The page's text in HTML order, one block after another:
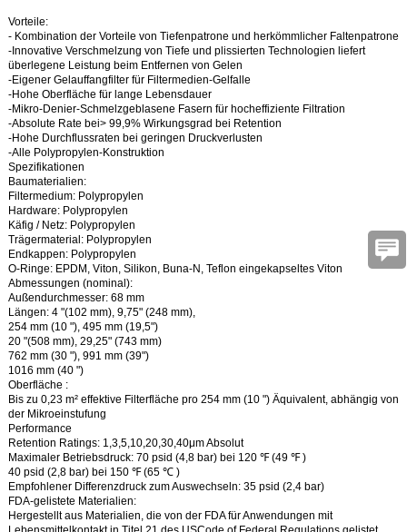
Vorteile:
- Kombination der Vorteile von Tiefenpatrone und herkömmlicher Faltenpatrone
-Innovative Verschmelzung von Tiefe und plissierten Technologien liefert
überlegene Leistung beim Entfernen von Gelen
-Eigener Gelauffangfilter für Filtermedien-Gelfalle
-Hohe Oberfläche für lange Lebensdauer
-Mikro-Denier-Schmelzgeblasene Fasern für hocheffiziente Filtration
-Absolute Rate bei> 99,9% Wirkungsgrad bei Retention
-Hohe Durchflussraten bei geringen Druckverlusten
-Alle Polypropylen-Konstruktion
Spezifikationen
Baumaterialien:
Filtermedium: Polypropylen
Hardware: Polypropylen
Käfig / Netz: Polypropylen
Trägermaterial: Polypropylen
Endkappen: Polypropylen
O-Ringe: EPDM, Viton, Silikon, Buna-N, Teflon eingekapseltes Viton
Abmessungen (nominal):
Außendurchmesser: 68 mm
Längen: 4 "(102 mm), 9,75" (248 mm),
254 mm (10 "), 495 mm (19,5")
20 "(508 mm), 29,25" (743 mm)
762 mm (30 "), 991 mm (39")
1016 mm (40 ")
Oberfläche :
Bis zu 0,23 m² effektive Filterfläche pro 254 mm (10 ") Äquivalent, abhängig von
der Mikroeinstufung
Performance
Retention Ratings: 1,3,5,10,20,30,40μm Absolut
Maximaler Betriebsdruck: 70 psid (4,8 bar) bei 120 ℉ (49 ℉ )
40 psid (2,8 bar) bei 150 ℉ (65 ℃ )
Empfohlener Differenzdruck zum Auswechseln: 35 psid (2,4 bar)
FDA-gelistete Materialien:
Hergestellt aus Materialien, die von der FDA für Anwendungen mit